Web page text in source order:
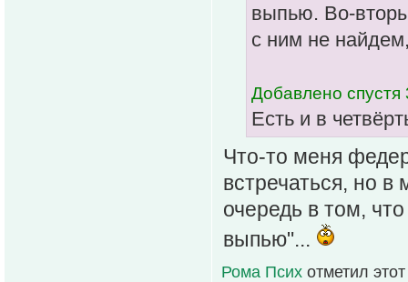
выпью. Во-
с ним не
Добавлено спустя
Есть и в
Что-то меня
встречаться, но
очередь в том,
выпью"...
Рома Псих отметил